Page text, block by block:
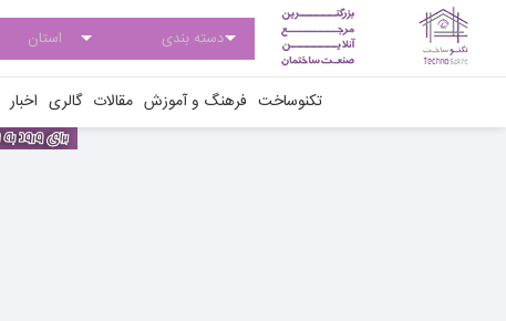
تکنوساخت فرهنگ و آموزش مقالات گالری اخبار